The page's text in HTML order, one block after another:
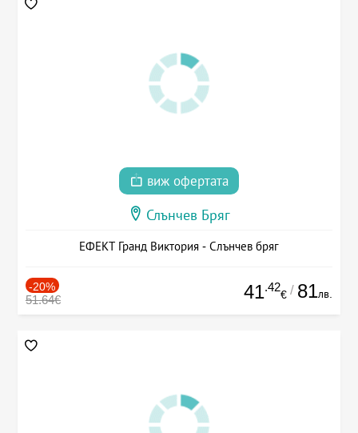
виж офертата
Слънчев Бряг
ЕФЕКТ Гранд Виктория - Слънчев бряг
-20%
51.64€ 41.42
€ / 81лв.